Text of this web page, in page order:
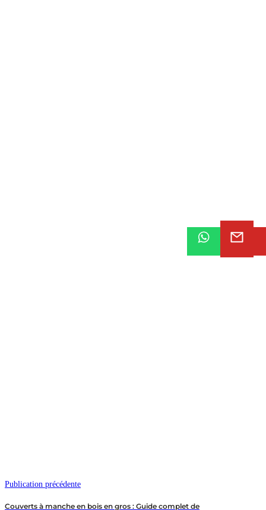
Publication précédente
Couverts à manche en bois en gros : Guide complet de